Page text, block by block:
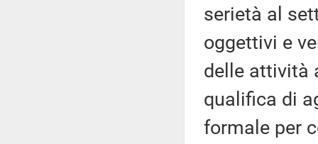
serietà al
oggettivi e
delle attività
qualifica di
formale per